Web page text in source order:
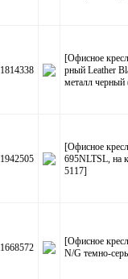
1814338
[Офисное
рный Leather
металл черный
1942505
[Офисное
695NLTSL, на
5117]
1668572
[Офисное
N/G темно-